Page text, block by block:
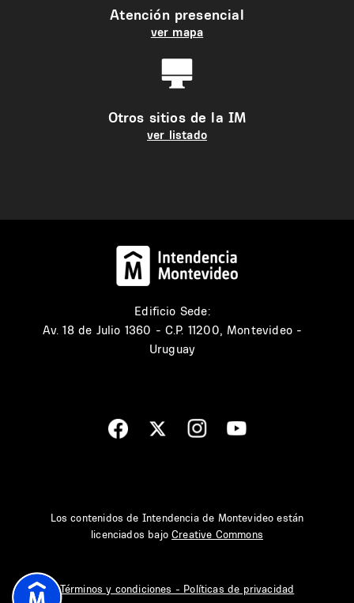
Atención presencial
ver mapa
Otros sitios de la IM
ver listado
Edificio Sede:
Av. 18 de Julio 1360 - C.P. 11200, Montevideo -
Uruguay
Los contenidos de Intendencia de Montevideo están
licenciados bajoCreative Commons
Términos y condiciones - Políticas de privacidad